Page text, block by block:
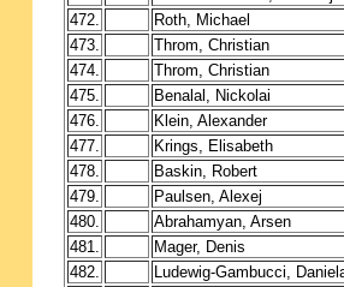
472.
Roth, Michael
473.
Throm, Christian
474.
Throm, Christian
475.
Benalal, Nickolai
476.
Klein, Alexander
477.
Krings, Elisabeth
478.
Baskin, Robert
479.
Paulsen, Alexej
480.
Abrahamyan, Arsen
481.
Mager, Denis
482.
Ludewig-Gambucci,